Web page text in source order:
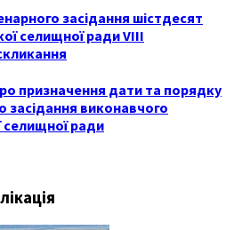
засідання шістдесят
селищної ради VIII
призначення дати та порядку
засідання виконавчого
селищної ради